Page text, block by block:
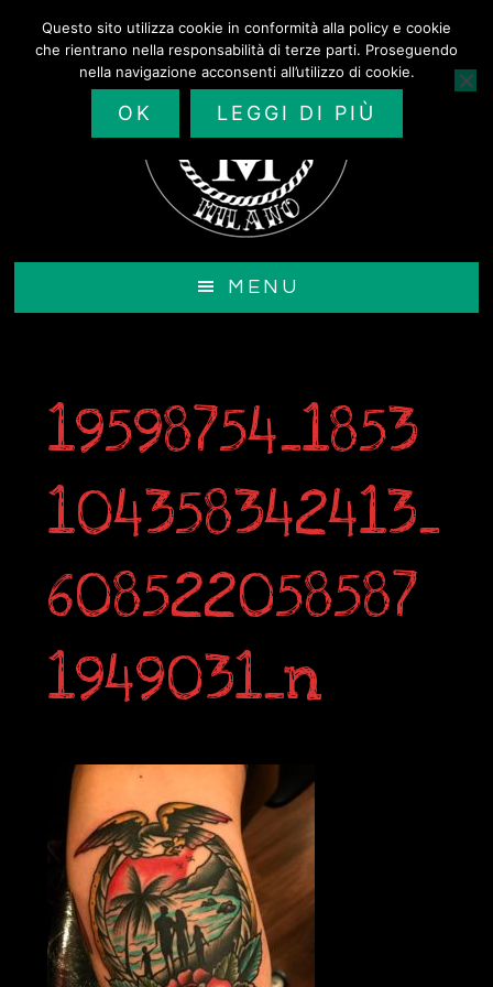
contenuto
MENU
19598754_1853
104358342413_
608522058587
1949031_n
Questo sito utilizza cookie in conformità alla policy e cookie
che rientrano nella responsabilità di terze parti. Proseguendo
nella navigazione acconsenti all’utilizzo di cookie.
OK LEGGI DI PIÙ